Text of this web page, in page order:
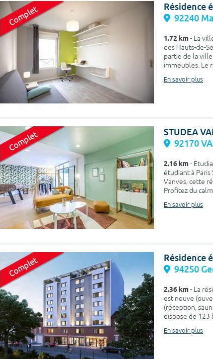
Résidence
92240
1.72 km- La
des Hauts-de-
partie de la
immeubles. Le
En savoir plus
STUDEA
92170
2.16 km-
étudiant à
Vanves, cette
Profitez du
En savoir plus
Résidence
94250
2.36 km- La
est neuve
(réception,
dispose de 123
En savoir plus